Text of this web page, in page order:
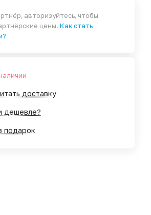
авторизуйтесь, чтобы
цены.Как стать
доставку
дешевле?
подарок